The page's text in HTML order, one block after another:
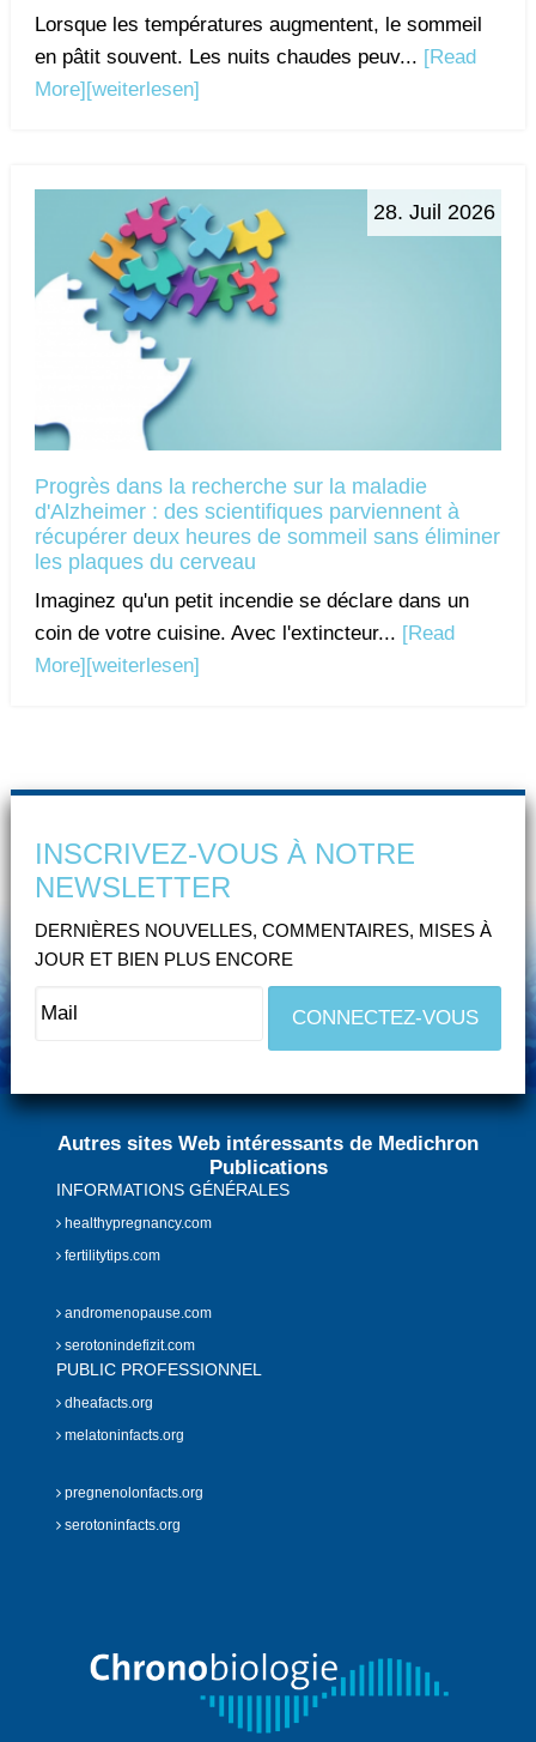
Lorsque les températures augmentent, le sommeil
en pâtit souvent. Les nuits chaudes peuv... [Read
More] [weiterlesen]
28. Juil 2026
Progrès dans la recherche sur la maladie
d'Alzheimer : des scientifiques parviennent à
récupérer deux heures de sommeil sans éliminer
les plaques du cerveau
Imaginez qu'un petit incendie se déclare dans un
coin de votre cuisine. Avec l'extincteur... [Read
More] [weiterlesen]
INSCRIVEZ-VOUS À NOTRE
NEWSLETTER
DERNIÈRES NOUVELLES, COMMENTAIRES, MISES À
JOUR ET BIEN PLUS ENCORE
Autres sites Web intéressants de Medichron
Publications
INFORMATIONS GÉNÉRALES
healthypregnancy.com
fertilitytips.com
andromenopause.com
serotonindefizit.com
PUBLIC PROFESSIONNEL
dheafacts.org
melatoninfacts.org
pregnenolonfacts.org
serotoninfacts.org